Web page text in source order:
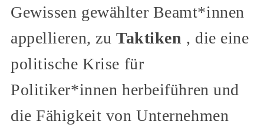
Gewissen gewählter Beamt*innen
appellieren, zu Taktiken , die eine
politische Krise für
Politiker*innen herbeiführen und
die Fähigkeit von Unternehmen